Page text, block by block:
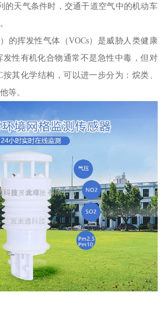
的天气条件时，交通干道空气中的机动车
的挥发性气体（VOCs）是威胁人类健康
性有机化合物通常不是急性中毒，但对
其化学结构，可以进一步分为：烷类、
等。